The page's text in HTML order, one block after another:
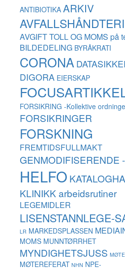
ANTIBIOTIKA ARKIV
AVGIFT TOLL OG MOMS på
BILDEDELING BYRÅKRATI
CORONA
DIGORA EIERSKAP
FORSIKRING -Kollektive
FORSIKRINGER
FORSKNING
FREMTIDSFULLMAKT
GENMODIFISERENDE
HELFO
KLINIKK arbeidsrutiner
LEGEMIDLER
LISENSTANNLEGE-
LR MARKEDSPLASSEN
MOMS MUNNTØRRHET
MYNDIGHETSJUSS
MØTEREFERAT NHN NPE-